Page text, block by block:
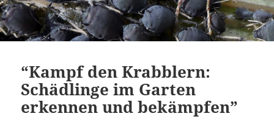
“Kampf den Krabblern:
Schädlinge im Garten
erkennen und bekämpfen”